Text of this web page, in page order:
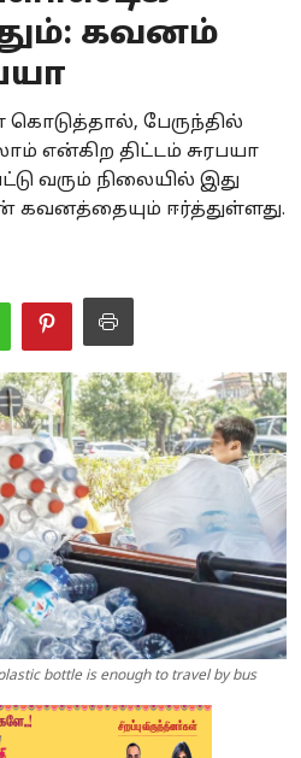
கவனம்
கொடுத்தால், பேருந்தில்
என்கிற திட்டம் சுரபயா
வரும் நிலையில் இது
ஈர்த்துள்ளது.
bottle is enough to travel by bus